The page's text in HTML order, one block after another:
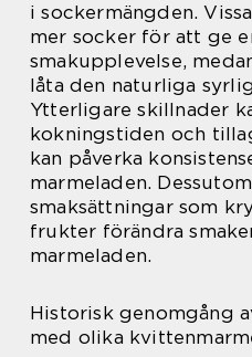
i sockermängden.
mer socker för att ge
smakupplevelse,
låta den naturliga
Ytterligare skillnader
kokningstiden och
kan påverka
marmeladen.
smaksättningar som
frukter förändra
marmeladen.
Historisk genomgång
med olika